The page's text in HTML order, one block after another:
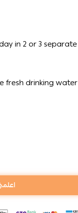
in 2 or 3
drinking